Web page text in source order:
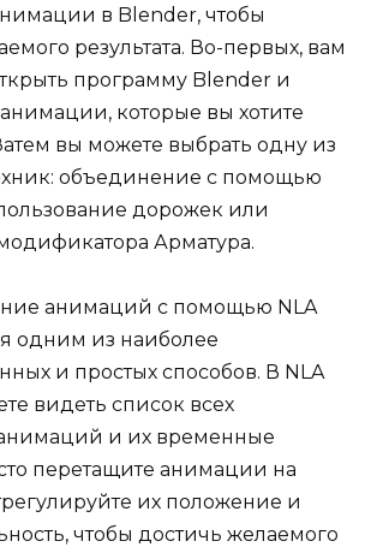
в Blender, чтобы
результата. Во-первых, вам
программу Blender и
анимации, которые вы хотите
вы можете выбрать одну из
объединение с помощью
дорожек или
Арматура.
анимаций с помощью NLA
одним из наиболее
и простых способов. В NLA
видеть список всех
и их временные
перетащите анимации на
их положение и
чтобы достичь желаемого